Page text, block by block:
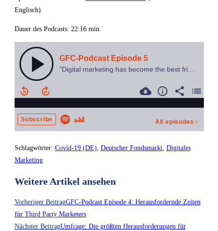
Englisch)
Dauer des Podcasts: 22:16 min.
Schlagwörter: Covid-19 (DE), Deutscher Fondsmarkt, Digitales
Marketing
Weitere Artikel ansehen
Vorheriger BeitragGFC-Podcast Episode 4: Herausfordernde Zeiten
für Third Party Marketers
Nächster BeitragUmfrage: Die größten Herausforderungen für